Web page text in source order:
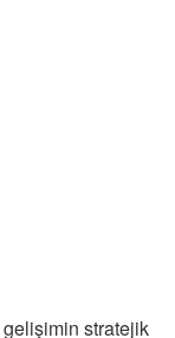
stratejik